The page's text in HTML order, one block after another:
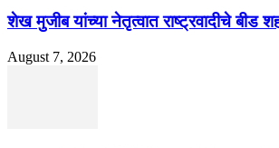
शेख मुजीब यांच्या नेतृत्वात राष्ट्रवादीचे बीड
August 7, 2026